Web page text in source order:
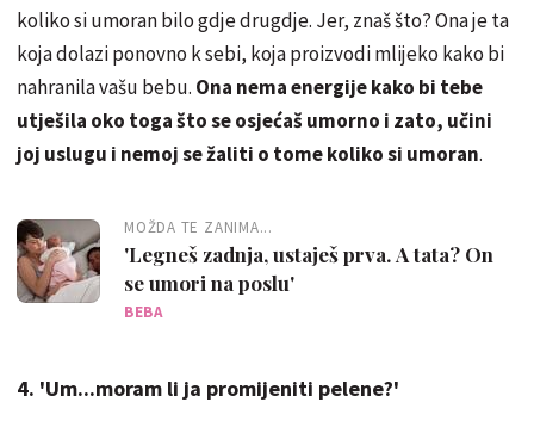
koliko si umoran bilo gdje drugdje. Jer, znaš što? Ona je ta
koja dolazi ponovno k sebi, koja proizvodi mlijeko kako bi
nahranila vašu bebu. Ona nema energije kako bi tebe
utješila oko toga što se osjećaš umorno i zato, učini
joj uslugu i nemoj se žaliti o tome koliko si umoran.
MOŽDA TE ZANIMA...
'Legneš zadnja, ustaješ prva. A tata? On
se umori na poslu'
BEBA
4. 'Um...moram li ja promijeniti pelene?'